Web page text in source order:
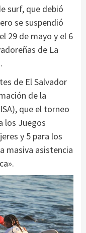
surf, que debió
se suspendió
29 de mayo y el 6
de La
de El Salvador
de la
que el torneo
los Juegos
y 5 para los
masiva asistencia